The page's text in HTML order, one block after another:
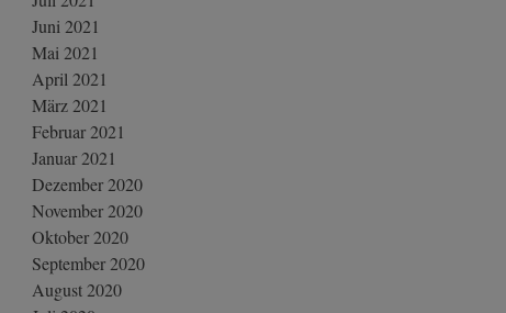
Juni 2021
Mai 2021
April 2021
März 2021
Februar 2021
Januar 2021
Dezember 2020
November 2020
Oktober 2020
September 2020
August 2020